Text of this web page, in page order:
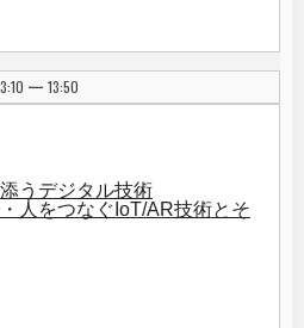
| 13:50
うデジタル技術
人をつなぐIoT/AR技術とそ